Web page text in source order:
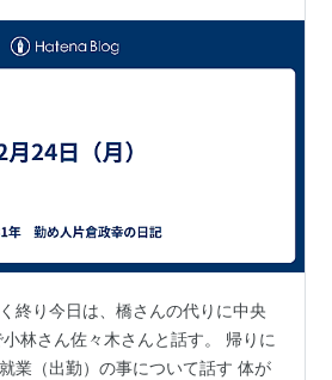
終り今日は、橋さんの代りに中央
林さん佐々木さんと話す。 帰りに
業（出勤）の事について話す 体が